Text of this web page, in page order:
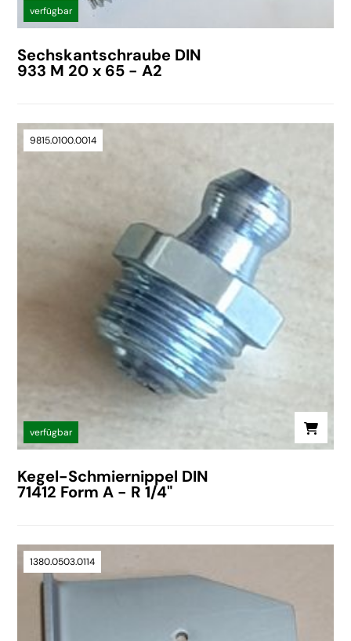
verfügbar
Sechskantschraube DIN
933 M 20 x 65 - A2
9815.0100.0014
verfügbar
Kegel-Schmiernippel DIN
71412 Form A - R 1/4"
1380.0503.0114